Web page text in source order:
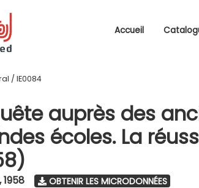
Accueil
/ IE0084
auprès des
écoles. La
,1958 OBTENIR LES MICRODONNÉES